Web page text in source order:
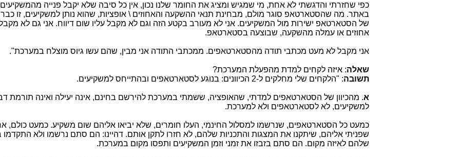
כפי שחזרתי והדגשתי לא אחת, מי שמגיש ומציג את החומר שלנו נכון, אין כל סיבה שלא יקבל פנייה
באתר. מה שהסטארטאפ סוגר מולם, מבחינת תנאי ההשקעה והאחוזים \ אופציות, שהוא נותן למשקיעים, זו
של הסטארטאפ ישירות מול המשקיעים. אני לא מעורב בקטע הזה וגם לא מקבל עליו שום דיווח. אני גם לא
אחוזים או עמלה מהשקעה, שבוצעה בסטארטאפ.
אני מקבל לא מעט מכתבי תודה מהסטארטאפים. ממכתבי התודה אני מבין, שהם עשו גיוס מוצלח במערכת".
שאלה: איזה לקחים למדת מהפעלת המערכת?
תשובה: "הלקחים שלי מחלקים ל-2 הכיוונים: בנוגע לסטארטאפים ובהתייחס למשקיעים.
א. מהכיוון של הסטארטאפים למדתי, שהאופציה, ששמתי במערכת להירשם בחינם, אינה יעילה ואינה תורמת
למשקיעים, לא לסטארטאפים ולא למערכת.
כמעט כל הסטארטאפים, שנרשמו למסלול החינמי, העלו חומרים, שלא יביאו אליהם שום משקיע. כמעט כולם,
שפניתי אליהם, שיתקנו את המצגות והתכניות שלהם, לא חזרו לתקן אותם. דהיינו: הם סתם נרשמו ולא התקדמו
שלהם לאיזה מקום. הם סתם בזבזו את זמני וזמן המשקיעים ותפסו מקום במערכת.